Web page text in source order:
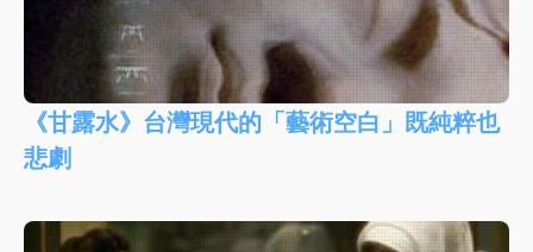
《甘露水》台灣現代的「藝術空白」既純粹也
悲劇